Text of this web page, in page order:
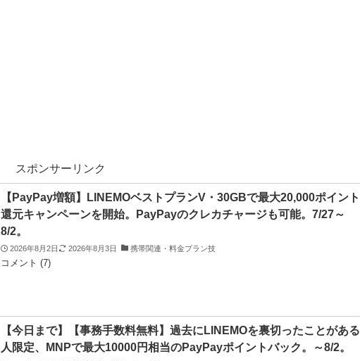
スポンサーリンク
【PayPay増額】LINEMOベストプランV・30GBで最大20,000ポイント
還元キャンペーンを開始。PayPayのクレカチャージも可能。7/27～
8/2。
2026年8月2日 2026年8月3日 携帯関連・料金プラン技
コメント (7)
【今日まで】【事務手数料無料】過去にLINEMOを裏切ったことがある
人限定、MNPで最大10000円相当のPayPayポイントバック。～8/2。